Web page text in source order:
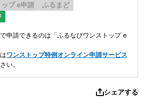
プ e申請
ふるまど
申請できるのは「ふるなびワンストップ e
ワンストップ特例オンライン申請サービス
い。
シェアする